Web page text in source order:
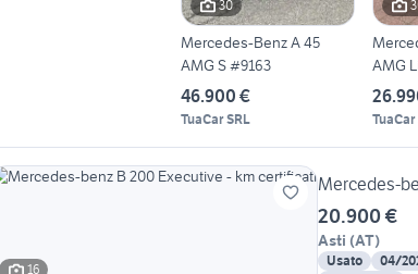
30
Mercedes-Benz A 45
AMG S #9163
46.900 €
TuaCar SRL
AMG
#11037
TuaCar
16
Mercedes-
20.900 €
Asti (AT)
Usato 04/